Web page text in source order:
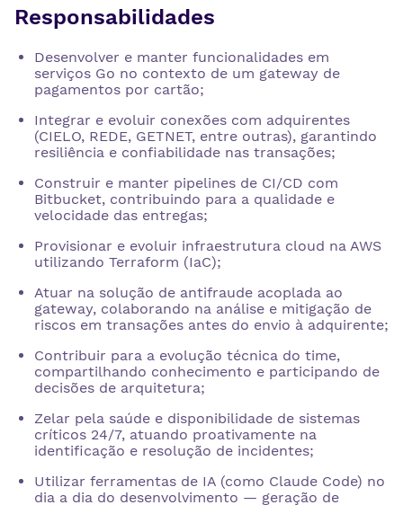
Responsabilidades
Desenvolver e manter funcionalidades em
serviços Go no contexto de um gateway de
pagamentos por cartão;
Integrar e evoluir conexões com adquirentes
(CIELO, REDE, GETNET, entre outras), garantindo
resiliência e confiabilidade nas transações;
Construir e manter pipelines de CI/CD com
Bitbucket, contribuindo para a qualidade e
velocidade das entregas;
Provisionar e evoluir infraestrutura cloud na AWS
utilizando Terraform (IaC);
Atuar na solução de antifraude acoplada ao
gateway, colaborando na análise e mitigação de
riscos em transações antes do envio à adquirente;
Contribuir para a evolução técnica do time,
compartilhando conhecimento e participando de
decisões de arquitetura;
Zelar pela saúde e disponibilidade de sistemas
críticos 24/7, atuando proativamente na
identificação e resolução de incidentes;
Utilizar ferramentas de IA (como Claude Code) no
dia a dia do desenvolvimento — geração de